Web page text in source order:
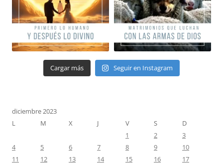
Cargar más Seguir en Instagram
diciembre 2023
L
M X J V S
D
1
2
3
4
5 6 7 8 9
10
11
12 13 14 15 16
17